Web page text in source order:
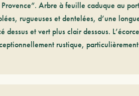
Arbre à feuille caduque au
rugueuses et dentelées, d’une
dessus et vert plus clair dessous.
rustique,